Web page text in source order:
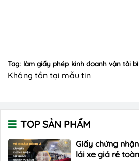
Tag: làm giấy phép kinh doanh vận tải
Không tồn tại mẫu tin
TOP SẢN PHẨM
Giấy chứng
lái xe giá rẻ